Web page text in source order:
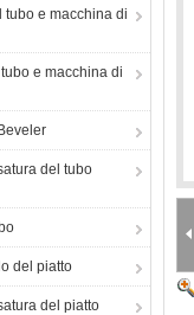
e macchina di
e macchina di
del tubo
del piatto
del piatto